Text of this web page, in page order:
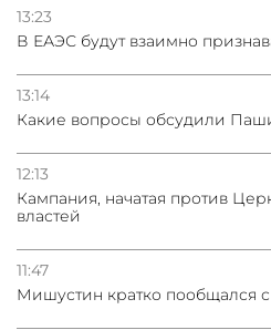
13:23
В ЕАЭС будут взаимно
13:14
Какие вопросы обсудили
12:13
Кампания, начатая против
властей
11:47
Мишустин кратко пообщался